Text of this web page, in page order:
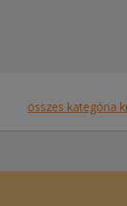
összes kategória